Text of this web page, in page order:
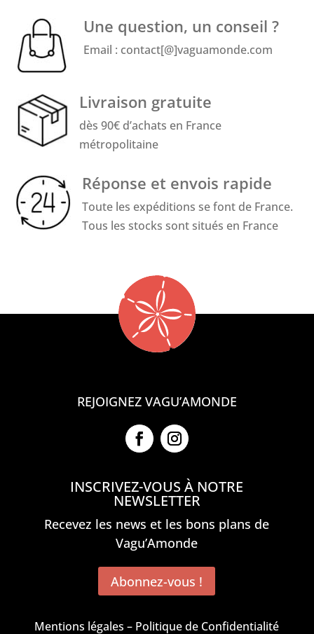
Une question, un conseil ?
Email : contact[@]vaguamonde.com
Livraison gratuite
dès 90€ d’achats en France
métropolitaine
Réponse et envois rapide
Toute les expéditions se font de France.
Tous les stocks sont situés en France
REJOIGNEZ VAGU’AMONDE
INSCRIVEZ-VOUS À NOTRE
NEWSLETTER
Recevez les news et les bons plans de
Vagu’Amonde
Abonnez-vous !
Mentions légales – Politique de Confidentialité